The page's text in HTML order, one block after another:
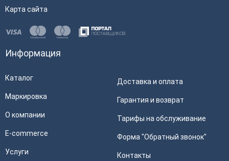
Карта сайта
Информация
Каталог
Маркировка
О компании
E-commerce
Услуги
Доставка и оплата
Гарантия и возврат
Тарифы на обслуживание
Форма "Обратный звонок"
Контакты